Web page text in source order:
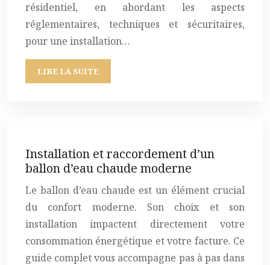
résidentiel, en abordant les aspects
réglementaires, techniques et sécuritaires,
pour une installation…
LIRE LA SUITE
Installation et raccordement d’un
ballon d’eau chaude moderne
Le ballon d’eau chaude est un élément crucial
du confort moderne. Son choix et son
installation impactent directement votre
consommation énergétique et votre facture. Ce
guide complet vous accompagne pas à pas dans